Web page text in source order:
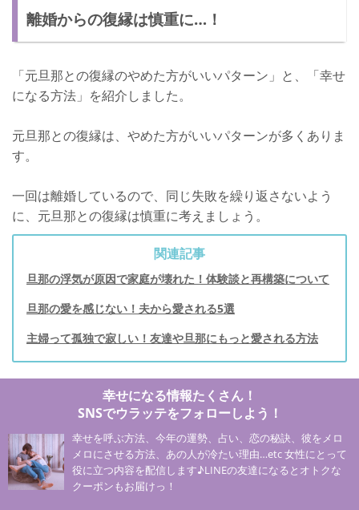
離婚からの復縁は慎重に…！
「元旦那との復縁のやめた方がいいパターン」と、「幸せ
になる方法」を紹介しました。
元旦那との復縁は、やめた方がいいパターンが多くありま
す。
一回は離婚しているので、同じ失敗を繰り返さないよう
に、元旦那との復縁は慎重に考えましょう。
関連記事
旦那の浮気が原因で家庭が壊れた！体験談と再構築について
旦那の愛を感じない！夫から愛される5選
主婦って孤独で寂しい！友達や旦那にもっと愛される方法
幸せになる情報たくさん！
SNSでウラッテをフォローしよう！
幸せを呼ぶ方法、今年の運勢、占い、恋の秘訣、彼をメロ
メロにさせる方法、あの人が冷たい理由…etc 女性にとって
役に立つ内容を配信します♪LINEの友達になるとオトクな
クーポンもお届けっ！